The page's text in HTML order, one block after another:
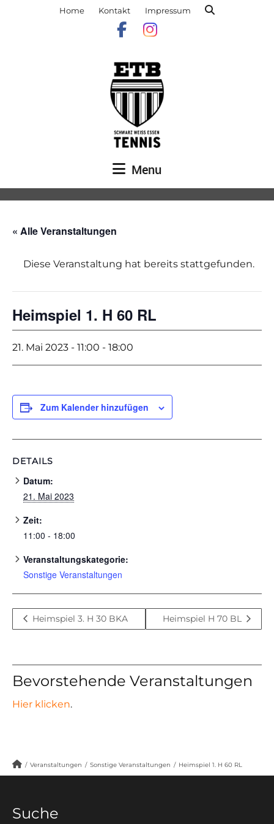
Home Kontakt Impressum
Menu
« Alle Veranstaltungen
Diese Veranstaltung hat bereits stattgefunden.
Heimspiel 1. H 60 RL
21. Mai 2023 - 11:00 - 18:00
Zum Kalender hinzufügen
DETAILS
Datum:
21. Mai 2023
Zeit:
11:00 - 18:00
Veranstaltungskategorie:
Sonstige Veranstaltungen
Heimspiel 3. H 30 BKA Heimspiel H 70 BL
Bevorstehende Veranstaltungen
Hier klicken.
/ Veranstaltungen / Sonstige Veranstaltungen / Heimspiel 1. H 60 RL
Suche